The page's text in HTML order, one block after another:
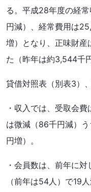
る。平成28年度の経
円減）、経常費用は
増）となり、正味財
た（昨年は約3,544千
貸借対照表（別表3）
・収入では、受取会
は微減（86千円減）
円増）。
・会員数は、前年に
（前年は54人）で19